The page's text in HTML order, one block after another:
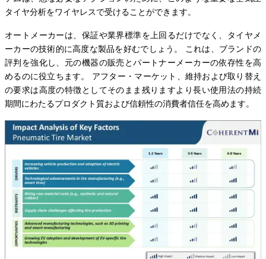
タイヤ分析をワイヤレスで受けることができます。
オートメーカーは、保証や業界標準を上回るだけでなく、タイヤメ
ーカーの技術的に高度な製品を好むでしょう。 これは、ブランドの
評判を強化し、元の機器の販売とパートナーメーカーの依存性を高
めるのに役立ちます。 アフター・マーケット、維持および取り替え
の要求は高度の特徴としてそのまま残りますより長い使用法の持続
期間にわたるプロダクト質および信頼性の消費者信任を高めます。